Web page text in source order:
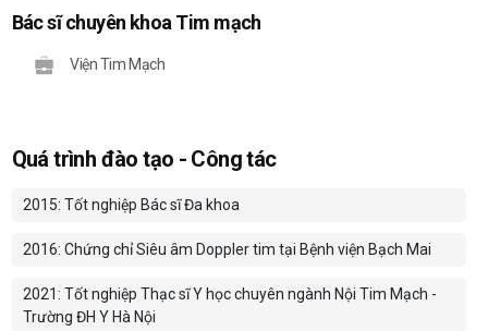
Bác sĩ chuyên khoa Tim mạch
Viện Tim Mạch
Quá trình đào tạo - Công tác
2015: Tốt nghiệp Bác sĩ Đa khoa
2016: Chứng chỉ Siêu âm Doppler tim tại Bệnh viện Bạch Mai
2021: Tốt nghiệp Thạc sĩ Y học chuyên ngành Nội Tim Mạch -
Trường ĐH Y Hà Nội